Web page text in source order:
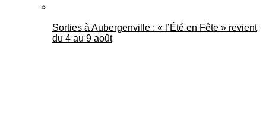
Sorties à Aubergenville : « l’Été en Fête » revient
du 4 au 9 août